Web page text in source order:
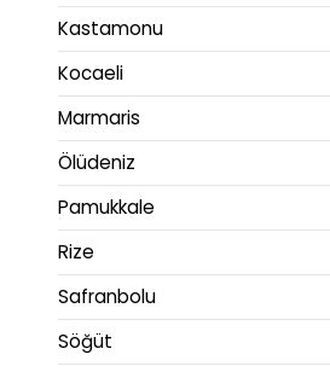
Kastamonu
Kocaeli
Marmaris
Ölüdeniz
Pamukkale
Rize
Safranbolu
Söğüt